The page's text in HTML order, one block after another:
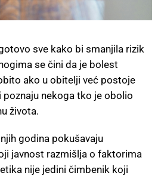
sve kako bi smanjila rizik
se čini da je bolest
ako u obitelji već postoje
nekoga tko je obolio
života.
godina pokušavaju
javnost razmišlja o faktorima
nije jedini čimbenik koji